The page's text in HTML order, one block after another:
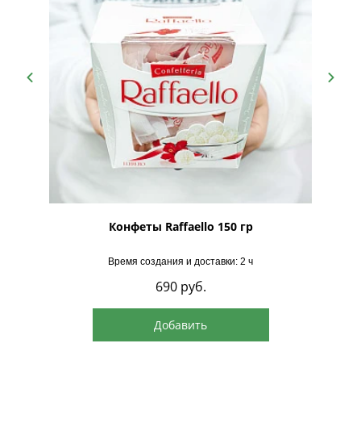
Конфеты Raffaello 150 гр
Время создания и доставки: 2 ч
690 руб.
Добавить